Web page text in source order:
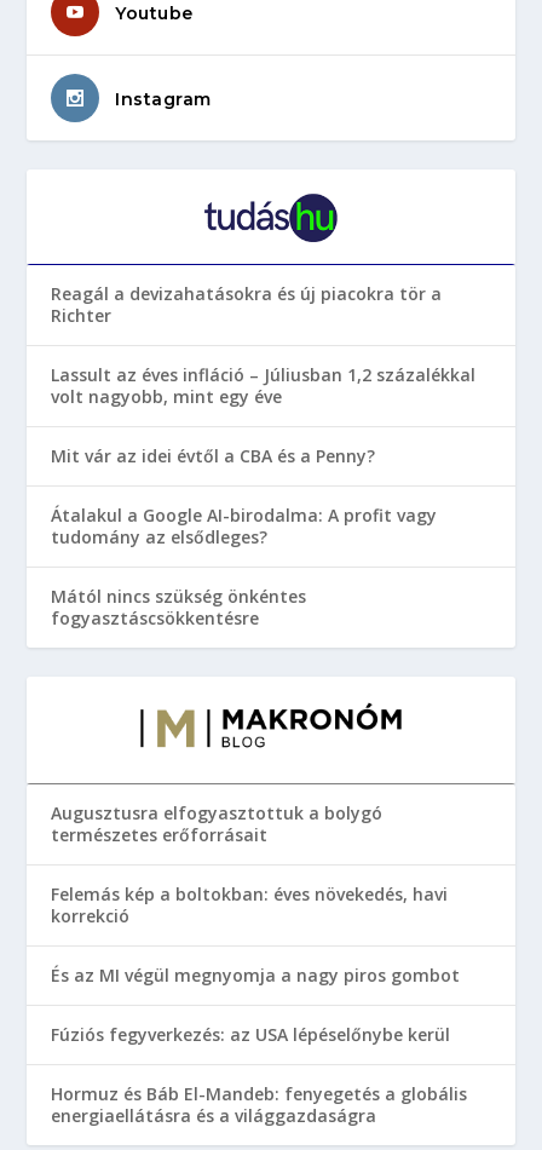
Youtube
Instagram
Reagál a devizahatásokra és új piacokra tör a
Richter
Lassult az éves infláció – Júliusban 1,2 százalékkal
volt nagyobb, mint egy éve
Mit vár az idei évtől a CBA és a Penny?
Átalakul a Google AI-birodalma: A profit vagy
tudomány az elsődleges?
Mától nincs szükség önkéntes
fogyasztáscsökkentésre
Augusztusra elfogyasztottuk a bolygó
természetes erőforrásait
Felemás kép a boltokban: éves növekedés, havi
korrekció
És az MI végül megnyomja a nagy piros gombot
Fúziós fegyverkezés: az USA lépéselőnybe kerül
Hormuz és Báb El-Mandeb: fenyegetés a globális
energiaellátásra és a világgazdaságra